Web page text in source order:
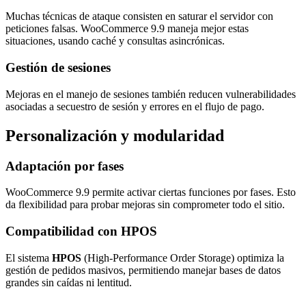
Muchas técnicas de ataque consisten en saturar el servidor con
peticiones falsas. WooCommerce 9.9 maneja mejor estas
situaciones, usando caché y consultas asincrónicas.
Gestión de sesiones
Mejoras en el manejo de sesiones también reducen vulnerabilidades
asociadas a secuestro de sesión y errores en el flujo de pago.
Personalización y modularidad
Adaptación por fases
WooCommerce 9.9 permite activar ciertas funciones por fases. Esto
da flexibilidad para probar mejoras sin comprometer todo el sitio.
Compatibilidad con HPOS
El sistema HPOS (High-Performance Order Storage) optimiza la
gestión de pedidos masivos, permitiendo manejar bases de datos
grandes sin caídas ni lentitud.